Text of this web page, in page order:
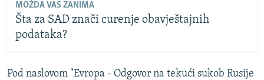
MOŽDA VAS ZANIMA
Šta za SAD znači curenje obavještajnih
podataka?
Pod naslovom "Evropa - Odgovor na tekući sukob Rusije